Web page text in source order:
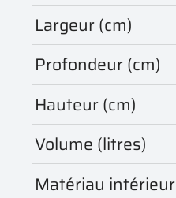
Largeur (cm)
Profondeur (cm)
Hauteur (cm)
Volume (litres)
Matériau intérieur